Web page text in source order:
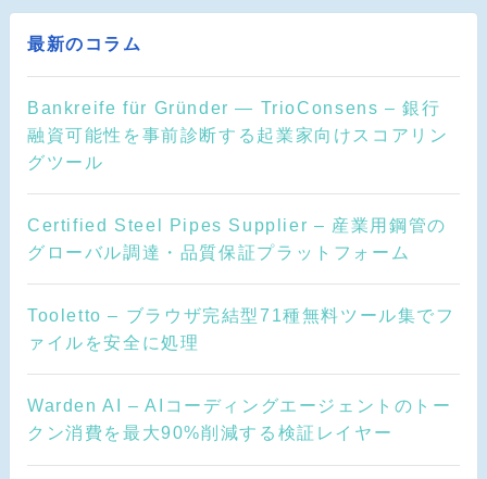
最新のコラム
Bankreife für Gründer — TrioConsens – 銀行
融資可能性を事前診断する起業家向けスコアリン
グツール
Certified Steel Pipes Supplier – 産業用鋼管の
グローバル調達・品質保証プラットフォーム
Tooletto – ブラウザ完結型71種無料ツール集でフ
ァイルを安全に処理
Warden AI – AIコーディングエージェントのトー
クン消費を最大90%削減する検証レイヤー